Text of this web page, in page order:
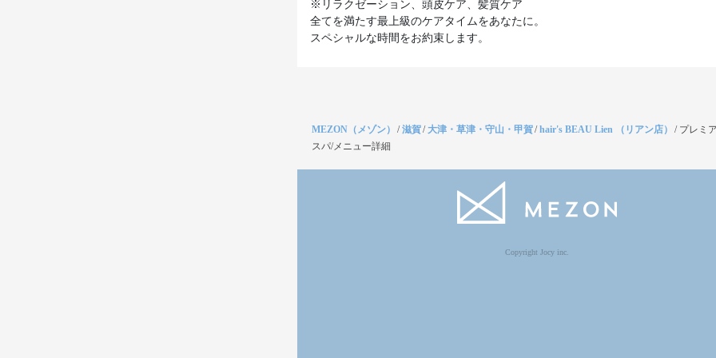
※リラクゼーション、頭皮ケア、髪質ケア
全てを満たす最上級のケアタイムをあなたに。
スペシャルな時間をお約束します。
MEZON（メゾン） /滋賀/大津・草津・守山・甲賀/hair's BEAU Lien （リアン店） / プレミ
スパ/メニュー詳細
Copyright Jocy inc.